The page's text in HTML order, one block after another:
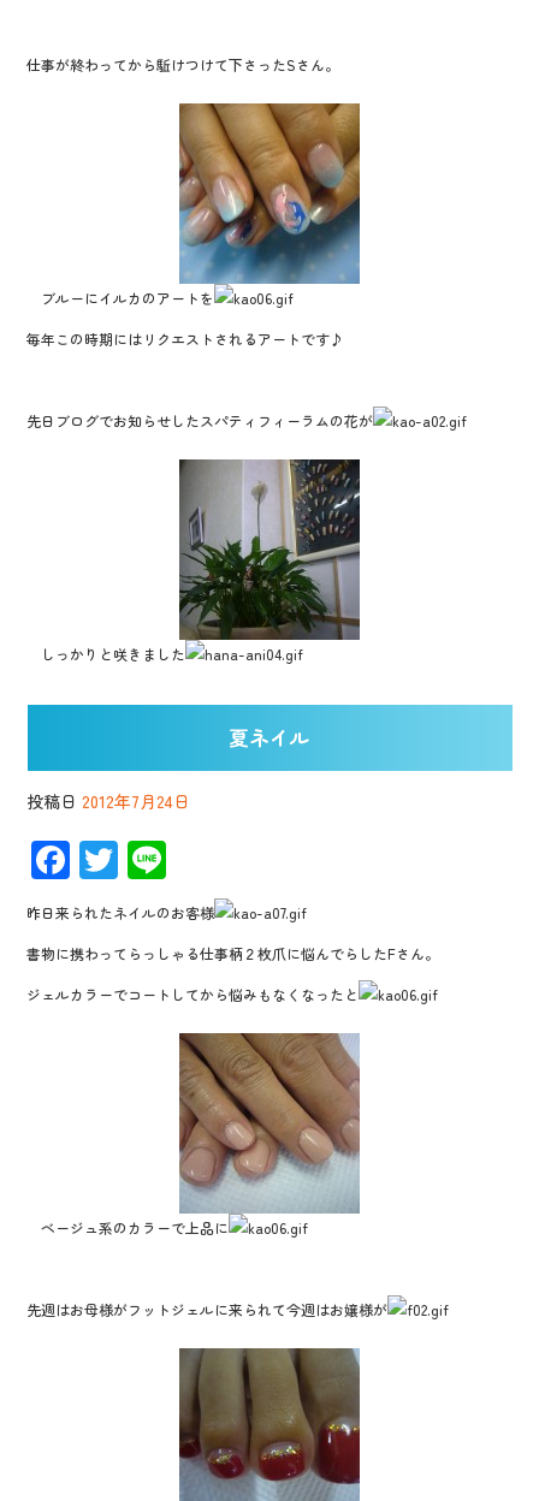
仕事が終わってから駈けつけて下さったSさん。
ブルーにイルカのアートを
毎年この時期にはリクエストされるアートです♪
先日ブログでお知らせしたスパティフィーラムの花が
しっかりと咲きました
夏ネイル
投稿日 2012年7月24日
F
ac
e
b
o
T
wi
tt
er
n
e
昨日来られたネイルのお客様
書物に携わってらっしゃる仕事柄２枚爪に悩んでらしたFさん。
ジェルカラーでコートしてから悩みもなくなったと
ベージュ系のカラーで上品に
先週はお母様がフットジェルに来られて今週はお嬢様が